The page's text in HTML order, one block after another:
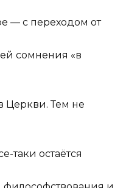
— с переходом от
сомнения «в
Церкви. Тем не
таки остаётся